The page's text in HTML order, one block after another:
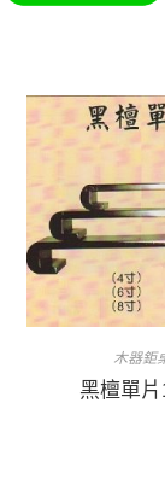
木器鉅
黑檀單片